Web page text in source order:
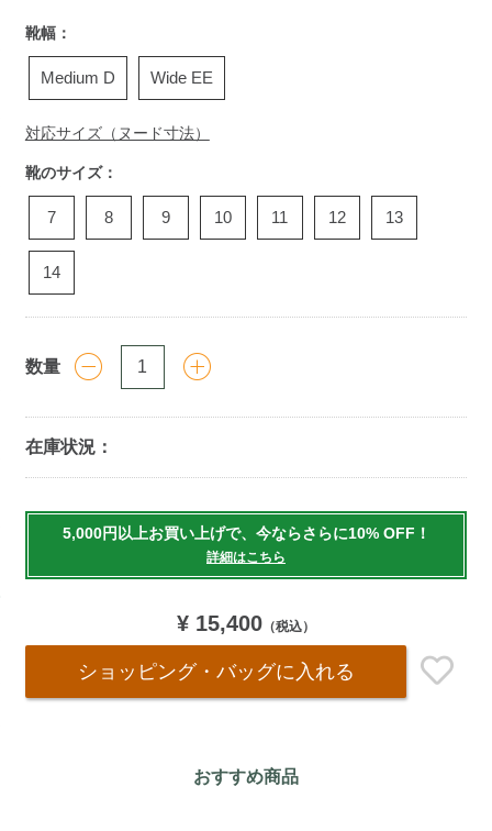
靴幅：
Medium D Wide EE
対応サイズ（ヌード寸法）
靴のサイズ：
7 8 9 10 11 12 13
14
数量
在庫状況：
to
5,000円以上お買い上げで、今ならさらに10% OFF！
詳細はこちら
¥ 15,400 （税込）
ショッピング・バッグに入れる
おすすめ商品